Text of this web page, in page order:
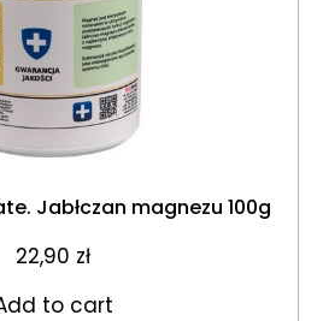
Jabłczan magnezu 100g
22,90 zł
to cart